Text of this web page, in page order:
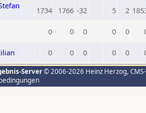
1734 1766 -32 5 2
0 0 0 0 0
0 0 0 0 0
Server© 2006-2026 Heinz Herzog,